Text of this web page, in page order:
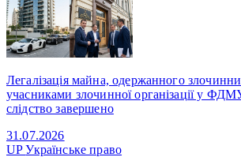
Легалізація майна, одержанного
учасниками злочинної організації у
слідство завершено
31.07.2026
UPУкраїнське право